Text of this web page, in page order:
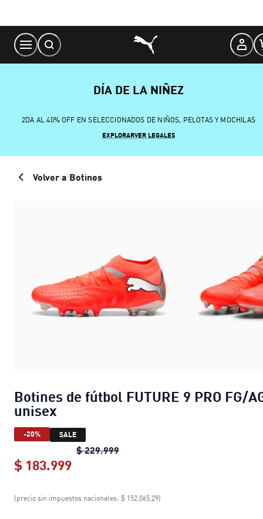
Content
DÍA DE LA NIÑEZ
2DA AL 40% OFF EN SELECCIONADOS DE NIÑOS, PELOTAS Y MOCHILAS
EXPLORARVER LEGALES
Volver a Botines
Botines de fútbol FUTURE 9 PRO FG/
unisex
-20% SALE
$ 229.999Botines de fútbol FUTURE 9 PRO
$ 183.999
Botines de fútbol FUTURE 9 PRO
(precio sin impuestos nacionales: $ 152.065,29)